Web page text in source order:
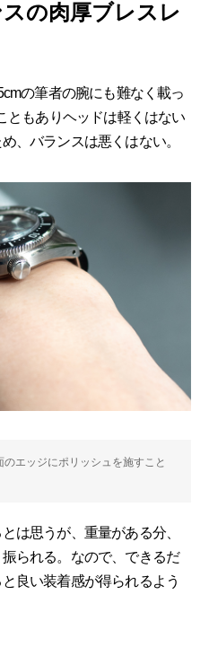
の肉厚ブレスレ
の筆者の腕にも難なく載っ
ともありヘッドは軽くはない
、バランスは悪くはない。
エッジにポリッシュを施すこと
は思うが、重量がある分、
られる。なので、できるだ
良い装着感が得られるよう